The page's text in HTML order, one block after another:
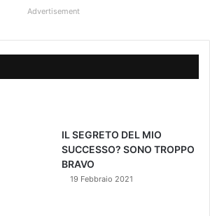
Advertisement
IL SEGRETO DEL MIO
SUCCESSO? SONO TROPPO
BRAVO
19 Febbraio 2021